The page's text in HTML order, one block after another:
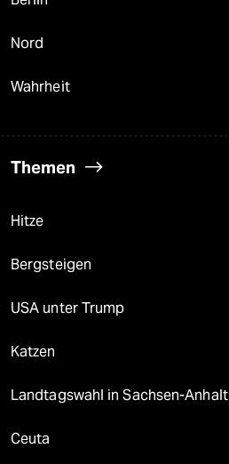
Nord
Wahrheit
Themen
Hitze
Bergsteigen
USA unter Trump
Katzen
Landtagswahl in Sachsen-Anhalt
Ceuta